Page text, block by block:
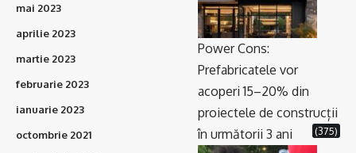
mai 2023
aprilie 2023
martie 2023
februarie 2023
ianuarie 2023
octombrie 2021
Power Cons:
Prefabricatele vor
acoperi 15–20% din
proiectele de construcții
în următorii 3 ani
(375)